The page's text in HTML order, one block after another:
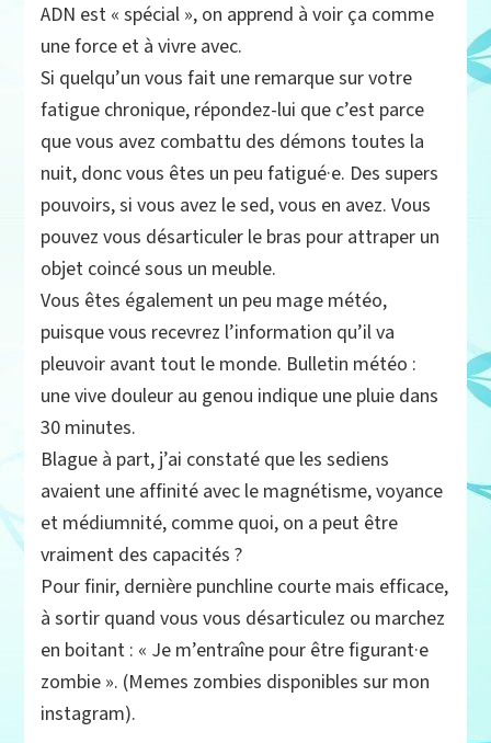
ADN est « spécial », on apprend à voir ça comme
une force et à vivre avec.
Si quelqu’un vous fait une remarque sur votre
fatigue chronique, répondez-lui que c’est parce
que vous avez combattu des démons toutes la
nuit, donc vous êtes un peu fatigué·e. Des supers
pouvoirs, si vous avez le sed, vous en avez. Vous
pouvez vous désarticuler le bras pour attraper un
objet coincé sous un meuble.
Vous êtes également un peu mage météo,
puisque vous recevrez l’information qu’il va
pleuvoir avant tout le monde. Bulletin météo :
une vive douleur au genou indique une pluie dans
30 minutes.
Blague à part, j’ai constaté que les sediens
avaient une affinité avec le magnétisme, voyance
et médiumnité, comme quoi, on a peut être
vraiment des capacités ?
Pour finir, dernière punchline courte mais efficace,
à sortir quand vous vous désarticulez ou marchez
en boitant : « Je m’entraîne pour être figurant·e
zombie ». (Memes zombies disponibles sur mon
instagram).